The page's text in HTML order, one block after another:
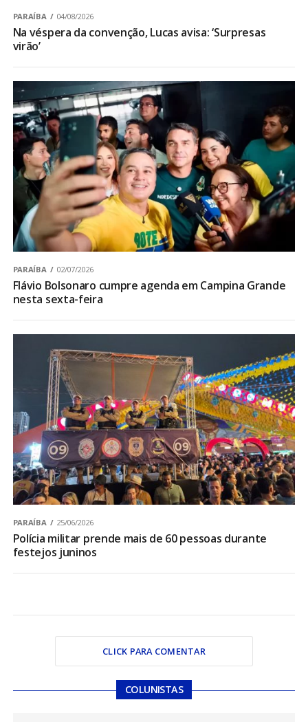
PARAÍBA 04/08/2026
Na véspera da convenção, Lucas avisa: ‘Surpresas
virão’
PARAÍBA 02/07/2026
Flávio Bolsonaro cumpre agenda em Campina Grande
nesta sexta-feira
PARAÍBA 25/06/2026
Polícia militar prende mais de 60 pessoas durante
festejos juninos
CLICK PARA COMENTAR
COLUNISTAS